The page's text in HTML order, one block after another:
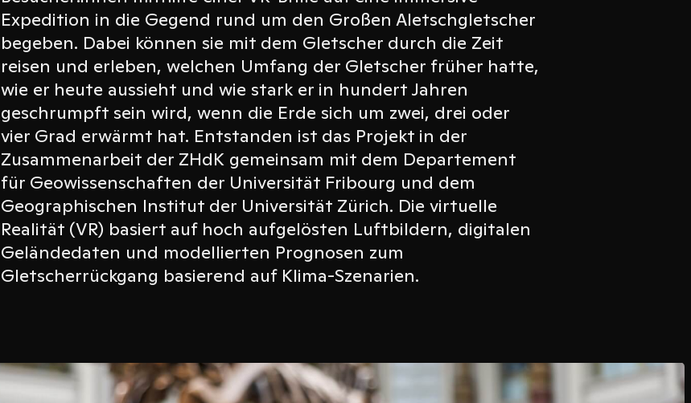
Expedition in die Gegend rund um den Großen Aletschgletscher
begeben. Dabei können sie mit dem Gletscher durch die Zeit
reisen und erleben, welchen Umfang der Gletscher früher hatte,
wie er heute aussieht und wie stark er in hundert Jahren
geschrumpft sein wird, wenn die Erde sich um zwei, drei oder
vier Grad erwärmt hat. Entstanden ist das Projekt in der
Zusammenarbeit der ZHdK gemeinsam mit dem Departement
für Geowissenschaften der Universität Fribourg und dem
Geographischen Institut der Universität Zürich. Die virtuelle
Realität (VR) basiert auf hoch aufgelösten Luftbildern, digitalen
Geländedaten und modellierten Prognosen zum
Gletscherrückgang basierend auf Klima-Szenarien.